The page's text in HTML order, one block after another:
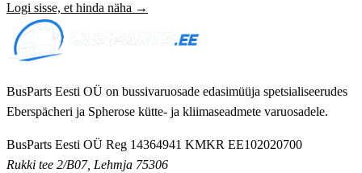
Logi sisse, et hinda näha →
BusParts Eesti OÜ on bussivaruosade edasimüüja spetsialiseerudes
Eberspächeri ja Spherose kütte- ja kliimaseadmete varuosadele.
BusParts Eesti OÜ Reg 14364941 KMKR EE102020700
Rukki tee 2/B07, Lehmja 75306